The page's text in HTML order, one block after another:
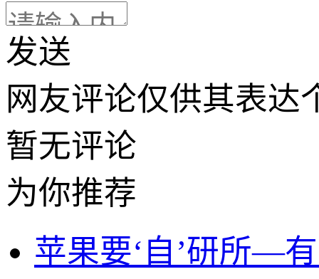
发送
网友评论仅供其表达
暂无评论
为你推荐
苹果要‘自’研所—